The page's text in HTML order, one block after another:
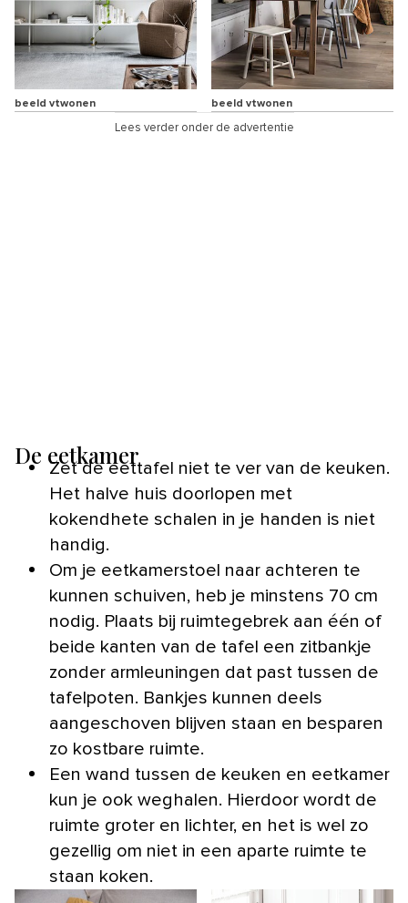
beeld vtwonen beeld vtwonen
Lees verder onder de advertentie
De eetkamer
Zet de eettafel niet te ver van de keuken.
Het halve huis doorlopen met
kokendhete schalen in je handen is niet
handig.
Om je eetkamerstoel naar achteren te
kunnen schuiven, heb je minstens 70 cm
nodig. Plaats bij ruimtegebrek aan één of
beide kanten van de tafel een zitbankje
zonder armleuningen dat past tussen de
tafelpoten. Bankjes kunnen deels
aangeschoven blijven staan en besparen
zo kostbare ruimte.
Een wand tussen de keuken en eetkamer
kun je ook weghalen. Hierdoor wordt de
ruimte groter en lichter, en het is wel zo
gezellig om niet in een aparte ruimte te
staan koken.